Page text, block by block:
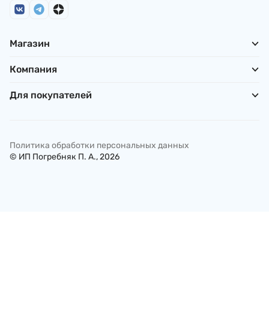
Магазин
Компания
Для покупателей
© ИП Погребняк П. А., 2026
Политика обработки персональных данных